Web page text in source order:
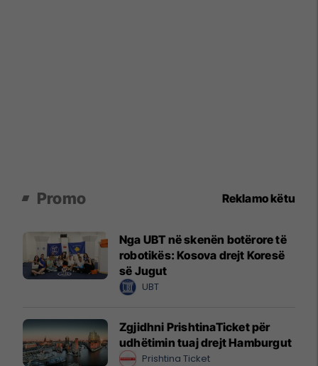
Promo Reklamo këtu
Nga UBT në skenën botërore të
robotikës: Kosova drejt Koresë
së Jugut
UBT
Zgjidhni PrishtinaTicket për
udhëtimin tuaj drejt Hamburgut
Prishtina Ticket